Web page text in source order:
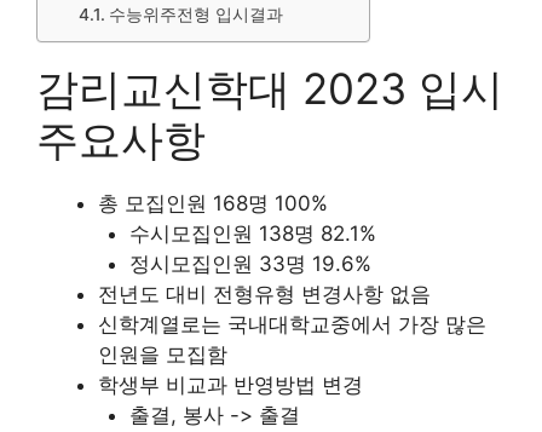
수능위주전형 입시결과
감리교신학대 2023 입시
주요사항
총 모집인원 168명 100%
수시모집인원 138명 82.1%
정시모집인원 33명 19.6%
전년도 대비 전형유형 변경사항 없음
신학계열로는 국내대학교중에서 가장 많은
인원을 모집함
학생부 비교과 반영방법 변경
출결, 봉사 -> 출결